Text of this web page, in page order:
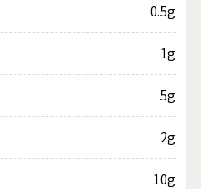
0.5g
1g
5g
2g
10g